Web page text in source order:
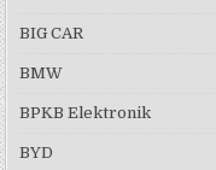
BIG CAR
BMW
BPKB Elektronik
BYD